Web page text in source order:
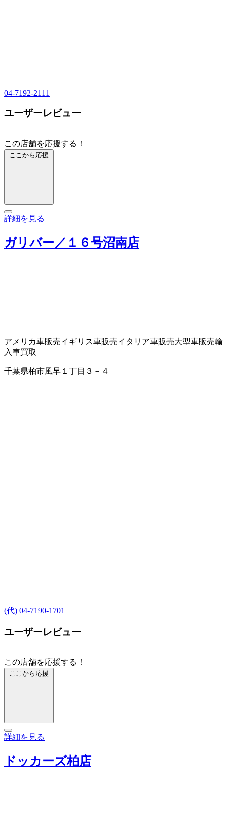
04-7192-2111
ユーザーレビュー
この店舗を応援する！
ここから応援
詳細を見る
ガリバー／１６号沼南店
アメリカ車販売イギリス車販売イタリア車販売大型車販売輸
入車買取
千葉県柏市風早１丁目３－４
(代) 04-7190-1701
ユーザーレビュー
この店舗を応援する！
ここから応援
詳細を見る
ドッカーズ柏店